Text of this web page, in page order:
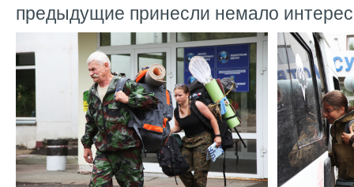
предыдущие принесли немало